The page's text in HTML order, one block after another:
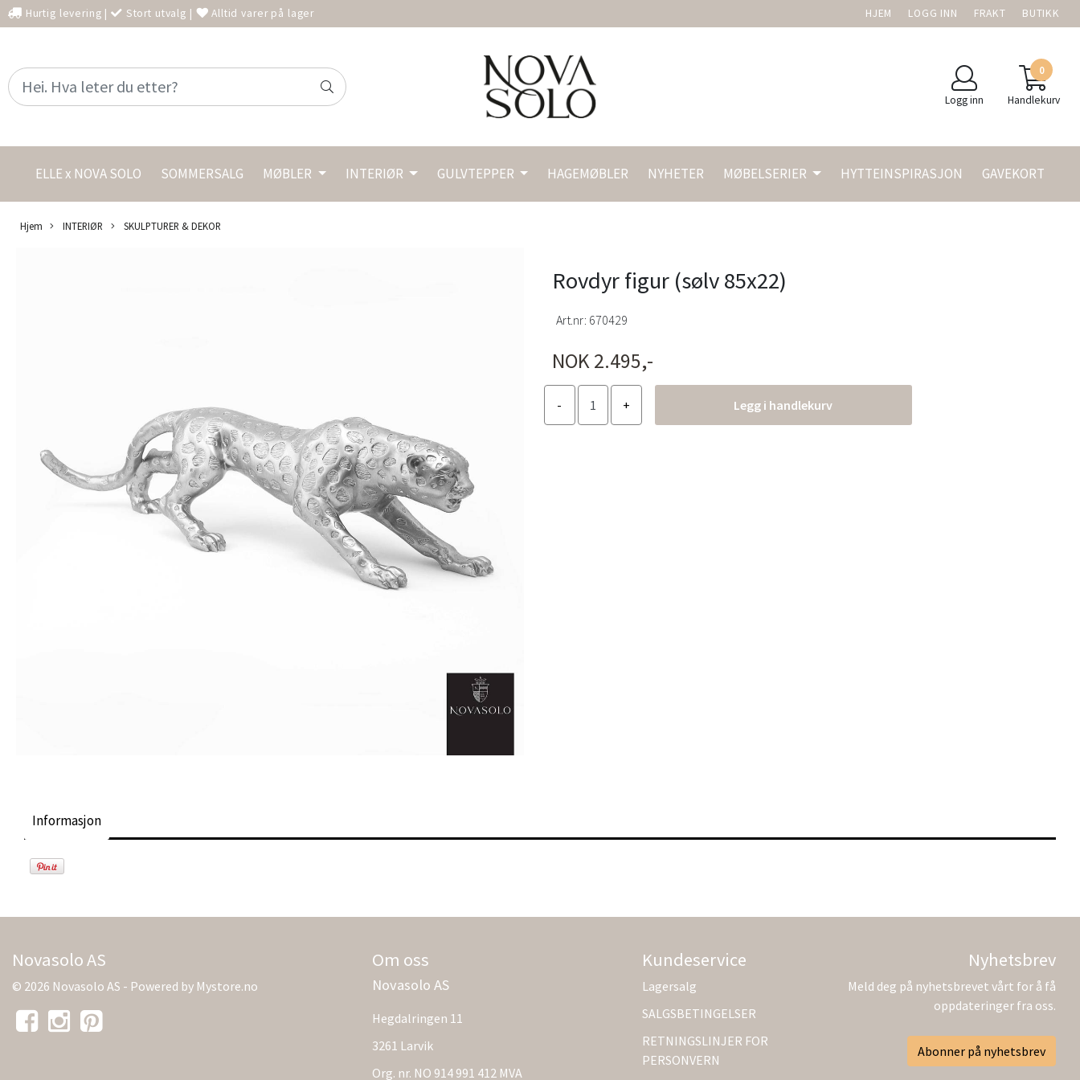
Hurtig levering | Stort utvalg | Alltid varer på lager HJEM LOGG INN FRAKT BUTIKK
Logg inn
0
Handlekurv
ELLE x NOVA SOLO SOMMERSALG MØBLER INTERIØR GULVTEPPER HAGEMØBLER NYHETER MØBELSERIER HYTTEINSPIRASJON GAVEKORT
Hjem INTERIØR SKULPTURER & DEKOR
Rovdyr figur (sølv 85x22)
Art.nr: 670429
NOK 2.495,-
Legg i handlekurv
Informasjon
Novasolo AS
© 2026 Novasolo AS - Powered by Mystore.no
Om oss
Novasolo AS
Hegdalringen 11
3261 Larvik
Org. nr. NO 914 991 412 MVA
Kundeservice
Lagersalg
SALGSBETINGELSER
RETNINGSLINJER FOR
PERSONVERN
Nyhetsbrev
Meld deg på nyhetsbrevet vårt for å få
oppdateringer fra oss.
Abonner på nyhetsbrev